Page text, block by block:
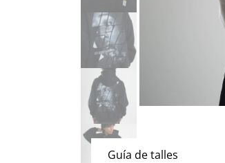
Guía de talles